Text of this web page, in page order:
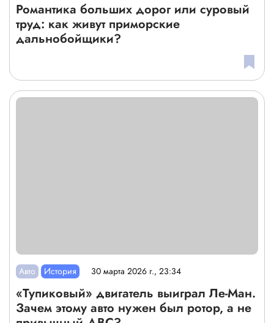
Романтика больших дорог или суровый
труд: как живут приморские
дальнобойщики?
Авто История 30 марта 2026 г., 23:34
«Тупиковый» двигатель выиграл Ле-Ман.
Зачем этому авто нужен был ротор, а не